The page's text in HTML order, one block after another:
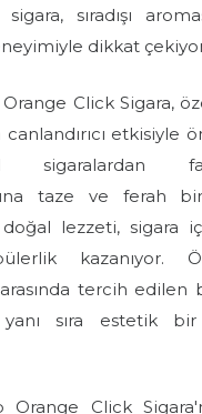
sıradışı
dikkat
Click Sigara,
canlandırıcı etkisiyle
sigaralardan
taze ve ferah
doğal lezzeti, sigara
kazanıyor.
tercih edilen
yanı sıra estetik
Orange Click